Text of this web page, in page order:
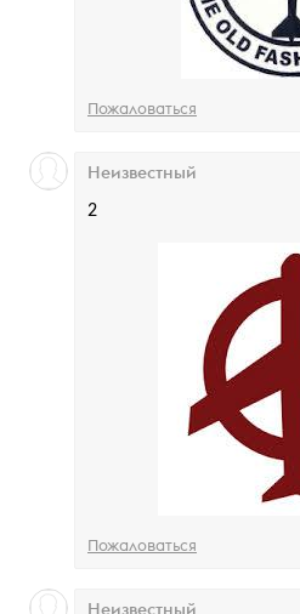
Пожаловаться
2
Неизвестный
Пожаловаться
Неизвестный